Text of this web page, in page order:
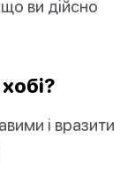
ви дійсно
і вразити